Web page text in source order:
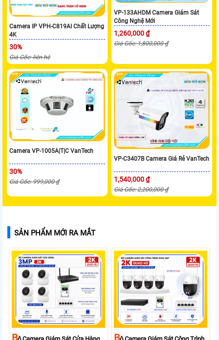
Camera IP VPH-C819AI Chất Lượng
4K
30%
Giá Gốc: liên hệ
VP-133AHDM Camera Giám Sát
Công Nghệ Mới
1,260,000 ₫
Giá Gốc: 1,800,000 ₫
Camera VP-1005A|T|C VanTech
30%
Giá Gốc: 999,000 ₫
VP-C3407B Camera Giá Rẻ VanTech
1,540,000 ₫
Giá Gốc: 2,200,000 ₫
SẢN PHẨM MỚI RA MẮT